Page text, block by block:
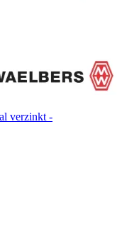
verzinkt -